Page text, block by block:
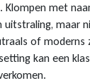
Klompen met
uitstraling, maar
of moderns
kan een